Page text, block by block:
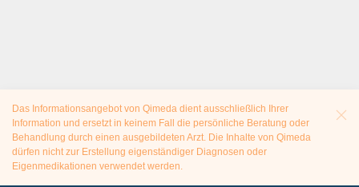
Das Informationsangebot von Qimeda dient ausschließlich Ihrer
Information und ersetzt in keinem Fall die persönliche Beratung oder
Behandlung durch einen ausgebildeten Arzt. Die Inhalte von Qimeda
dürfen nicht zur Erstellung eigenständiger Diagnosen oder
Eigenmedikationen verwendet werden.